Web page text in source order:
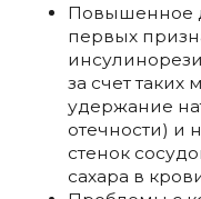
Повышенное
первых
за счет таких
удержание
отечности) и
стенок
сахара в